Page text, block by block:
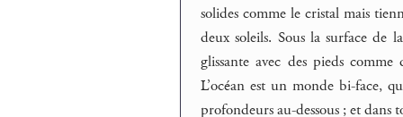
solides comme le cristal mais
deux soleils. Sous la surface de
glissante avec des pieds
L’océan est un monde bi-face,
profondeurs au-dessous ; et dans